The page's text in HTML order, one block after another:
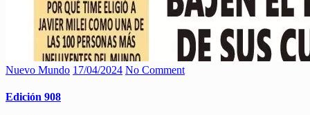
Nuevo Mundo 17/04/2024 No Comment
Edición 908